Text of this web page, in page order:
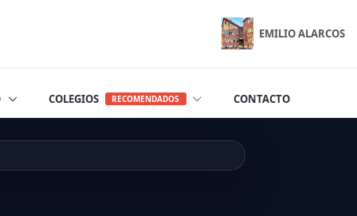
EMILIO ALARCOS
COLEGIOS RECOMENDADOS CONTACTO